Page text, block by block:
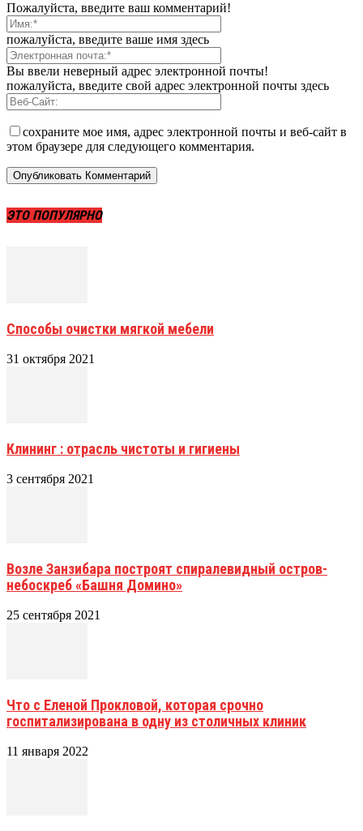
Пожалуйста, введите ваш комментарий!
пожалуйста, введите ваше имя здесь
Вы ввели неверный адрес электронной почты!
пожалуйста, введите свой адрес электронной почты здесь
сохраните мое имя, адрес электронной почты и веб-сайт в
этом браузере для следующего комментария.
ЭТО ПОПУЛЯРНО
Способы очистки мягкой мебели
31 октября 2021
Клининг : отрасль чистоты и гигиены
3 сентября 2021
Возле Занзибара построят спиралевидный остров-
небоскреб «Башня Домино»
25 сентября 2021
Что с Еленой Прокловой, которая срочно
госпитализирована в одну из столичных клиник
11 января 2022